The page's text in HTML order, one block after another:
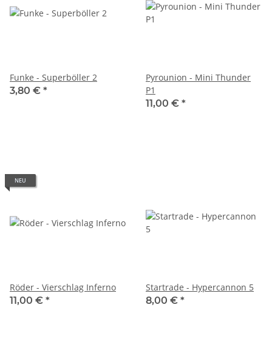
Funke - Superböller 2
3,80 € *
Pyrounion - Mini Thunder
P1
11,00 € *
NEU
Röder - Vierschlag Inferno
11,00 € *
Startrade - Hypercannon 5
8,00 € *